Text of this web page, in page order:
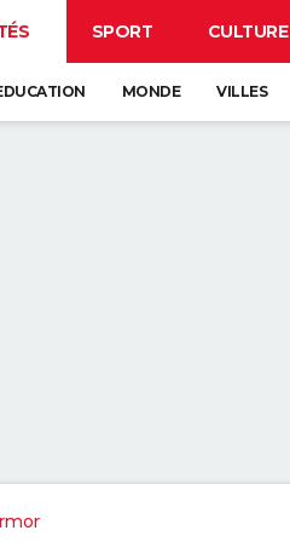
SPORT CULTURE
MONDE VILLES